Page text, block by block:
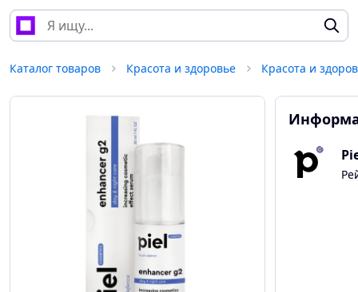
Каталог товаров Красота и здоровье Красота и